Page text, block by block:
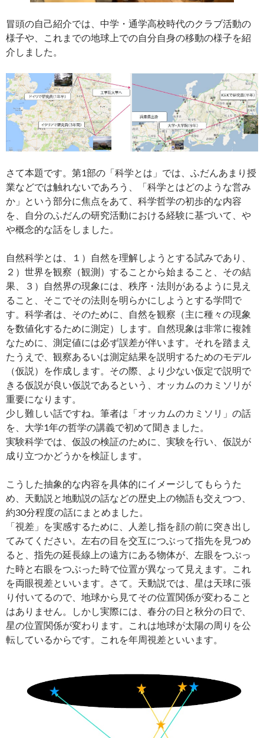
冒頭の自己紹介では、中学・通学高校時代のクラブ活動の
様子や、これまでの地球上での自分自身の移動の様子を紹
介しました。
さて本題です。第1部の「科学とは」では、ふだんあまり授
業などでは触れないであろう、「科学とはどのような営み
か」という部分に焦点をあて、科学哲学の初歩的な内容
を、自分のふだんの研究活動における経験に基づいて、や
や概念的な話をしました。
自然科学とは、１）自然を理解しようとする試みであり、
２）世界を観察（観測）することから始まること、その結
果、３）自然界の現象には、秩序・法則があるように見え
ること、そこでその法則を明らかにしようとする学問で
す。科学者は、そのために、自然を観察（主に種々の現象
を数値化するために測定）します。自然現象は非常に複雑
なために、測定値には必ず誤差が伴います。それを踏まえ
たうえで、観察あるいは測定結果を説明するためのモデル
（仮説）を作成します。その際、より少ない仮定で説明で
きる仮説が良い仮説であるという、オッカムのカミソリが
重要になります。
少し難しい話ですね。筆者は「オッカムのカミソリ」の話
を、大学1年の哲学の講義で初めて聞きました。
実験科学では、仮設の検証のために、実験を行い、仮説が
成り立つかどうかを検証します。
こうした抽象的な内容を具体的にイメージしてもらうた
め、天動説と地動説の話などの歴史上の物語も交えつつ、
約30分程度の話にまとめました。
「視差」を実感するために、人差し指を顔の前に突き出し
てみてください。左右の目を交互につぶって指先を見つめ
ると、指先の延長線上の遠方にある物体が、左眼をつぶっ
た時と右眼をつぶった時で位置が異なって見えます。これ
を両眼視差といいます。さて。天動説では、星は天球に張
り付いてるので、地球から見てその位置関係が変わること
はありません。しかし実際には、春分の日と秋分の日で、
星の位置関係が変わります。これは地球が太陽の周りを公
転しているからです。これを年周視差といいます。